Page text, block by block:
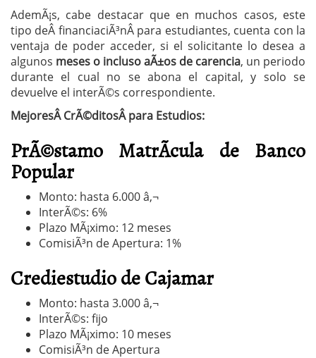
AdemÃ¡s, cabe destacar que en muchos casos, este
tipo deÂ financiaciÃ³nÂ para estudiantes, cuenta con la
ventaja de poder acceder, si el solicitante lo desea a
algunos meses o incluso aÃ±os de carencia, un periodo
durante el cual no se abona el capital, y solo se
devuelve el interÃ©s correspondiente.
MejoresÂ CrÃ©ditosÂ para Estudios:
PrÃ©stamo MatrÃ­cula de Banco
Popular
Monto: hasta 6.000 â‚¬
InterÃ©s: 6%
Plazo MÃ¡ximo: 12 meses
ComisiÃ³n de Apertura: 1%
Crediestudio de Cajamar
Monto: hasta 3.000 â‚¬
InterÃ©s: fijo
Plazo MÃ¡ximo: 10 meses
ComisiÃ³n de Apertura